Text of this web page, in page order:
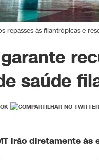
repasses às filantrópicas e
saúde
irão diretamente